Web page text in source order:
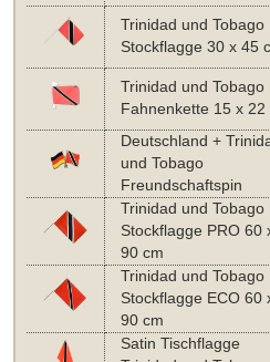
Trinidad und Tobago
Stockflagge 30 x 45
Trinidad und Tobago
Fahnenkette 15 x 22
Deutschland +
und Tobago
Freundschaftspin
Trinidad und Tobago
Stockflagge PRO 60
90 cm
Trinidad und Tobago
Stockflagge ECO 60
90 cm
Satin Tischflagge